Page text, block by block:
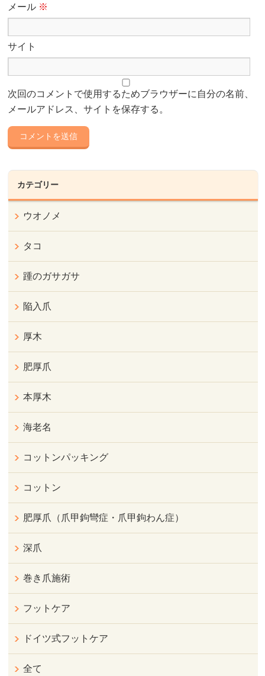
メール ※
サイト
次回のコメントで使用するためブラウザーに自分の名前、
メールアドレス、サイトを保存する。
カテゴリー
ウオノメ
タコ
踵のガサガサ
陥入爪
厚木
肥厚爪
本厚木
海老名
コットンパッキング
コットン
肥厚爪（爪甲鉤彎症・爪甲鉤わん症）
深爪
巻き爪施術
フットケア
ドイツ式フットケア
全て